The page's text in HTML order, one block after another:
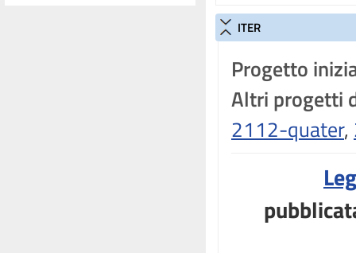
ITER
Progetto
Altri progetti
2112-quater,